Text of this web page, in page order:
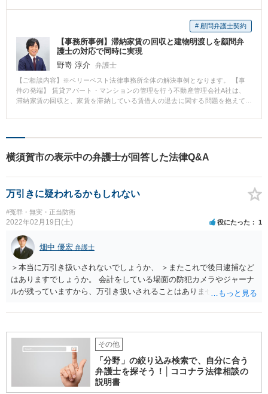
損害金の支払いを請求するという通知書が内容証明郵便にて届きました。 ま
た、残業代の計算根拠を記載した書類も郵送されてきました。 【ベリーベス
トの対応とその結果】 Xさんは、大阪にいるとのことでしたので、Xさんとの
面談は、大阪の店舗の店長と、ベリーベスト法律事務所の大阪オフィスの担
当弁護士とで対応することとなりました。 交渉の場では、担当弁護士から、
大阪の店舗の店長が準備していた証拠資料を用いて、丁寧に、当社としてXさ
んの実労働時間とは判断していない部分について説明するとともに、この部
分については、会社としてXさんの労働時間と認めることはできないから、X
さんが、労働基準監督署に相談したとしても、同じ説明をするし、裁判所で
法的手続を取ったとしても、同じ説明をしていくと話をしました。 この時
それ以上の請求をしない旨の合意書を交わし、本件は円満に解決しました。
# 顧問弁護士契約
【事務所事例】滞納家賃の回収と建物明渡しを顧問弁
護士の対応で同時に実現
野嵜 淳介 弁護士
【ご相談内容】※ベリーベスト法律事務所全体の解決事例となります。 【事
件の発端】 賃貸アパート・マンションの管理を行う不動産管理会社A社は、
滞納家賃の回収と、家賃を滞納している賃借人の退去に関する問題を抱えて
物から退去すことを求めていますが、賃貸借契約を解除しても、賃借人が任
は、法的に建物の明渡しを実現し、滞納家賃を回収するために、ベリーベス
ト法律事務所と顧問契約を締結しました。 【ベリーベストの対応とその結
借人に対して建物明渡しの手続を実施するという業務フローが構築されまし
況についても、A社から確認することになるため、滞納家賃の債権回収も、併
せて顧問弁護士が迅速に行うようになりました。 【解決のポイント】 顧問弁
限に抑えることができるようになりました。 A社は、家賃を滞納する賃借人
が発生した場合、問題の解決は顧問弁護士に任せることができるので、業務
の効率化を図ることができ、本業に集中することができるようになりまし
た。
横須賀市の表示中の弁護士が回答した法律Q&A
万引きに疑われるかもしれない
#冤罪・無実・正当防衛
2022年02月19日(土) 役にたった 1
畑中 優宏 弁護士
＞本当に万引き扱いされないでしょうか、 ＞またこれで後日逮捕など
はありますでしょうか。 会計をしている場面の防犯カメラやジャーナ
ルが残っていますから、万引き扱いされることはありません。
その他
「分野」の絞り込み検索で、自分に合う
弁護士を探そう！│ココナラ法律相談の
説明書